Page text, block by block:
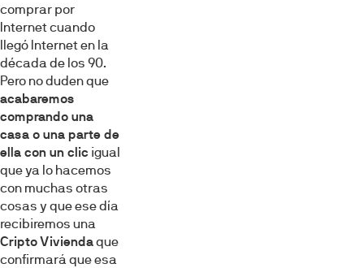
comprar por
Internet cuando
llegó Internet en la
década de los 90.
Pero no duden que
acabaremos
comprando una
casa o una parte de
ella con un clic igual
que ya lo hacemos
con muchas otras
cosas y que ese día
recibiremos una
Cripto Viviendaque
confirmará que esa